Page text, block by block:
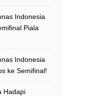
Indonesia
Piala
Indonesia
ke Semifinal!
Hadapi